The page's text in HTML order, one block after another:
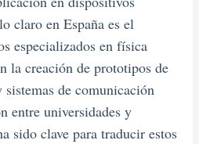
claro en España es el
especializados en física
la creación de prototipos de
de comunicación
entre universidades y
sido clave para traducir estos